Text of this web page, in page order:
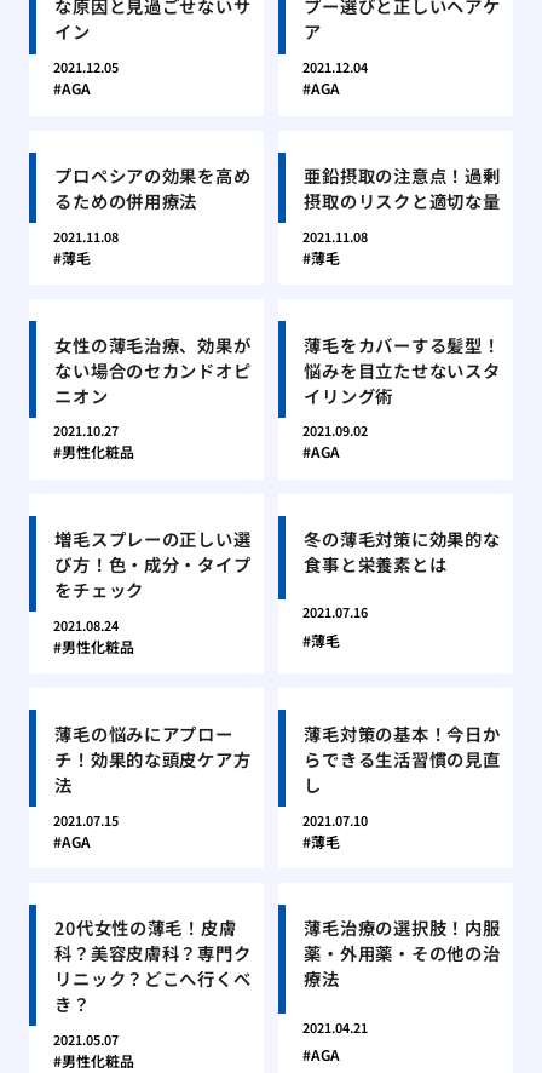
な原因と見過ごせないサ
イン
2021.12.05
AGA
プー選びと正しいヘアケ
ア
2021.12.04
AGA
プロペシアの効果を高め
るための併用療法
2021.11.08
薄毛
亜鉛摂取の注意点！過剰
摂取のリスクと適切な量
2021.11.08
薄毛
女性の薄毛治療、効果が
ない場合のセカンドオピ
ニオン
2021.10.27
男性化粧品
薄毛をカバーする髪型！
悩みを目立たせないスタ
イリング術
2021.09.02
AGA
増毛スプレーの正しい選
び方！色・成分・タイプ
をチェック
2021.08.24
男性化粧品
冬の薄毛対策に効果的な
食事と栄養素とは
2021.07.16
薄毛
薄毛の悩みにアプロー
チ！効果的な頭皮ケア方
法
2021.07.15
AGA
薄毛対策の基本！今日か
らできる生活習慣の見直
し
2021.07.10
薄毛
20代女性の薄毛！皮膚
科？美容皮膚科？専門ク
リニック？どこへ行くべ
き？
2021.05.07
男性化粧品
薄毛治療の選択肢！内服
薬・外用薬・その他の治
療法
2021.04.21
AGA